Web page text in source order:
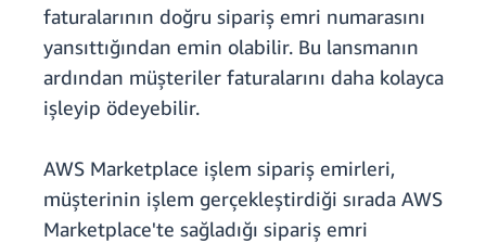
faturalarının doğru sipariş emri numarasını
yansıttığından emin olabilir. Bu lansmanın
ardından müşteriler faturalarını daha kolayca
işleyip ödeyebilir.
AWS Marketplace işlem sipariş emirleri,
müşterinin işlem gerçekleştirdiği sırada AWS
Marketplace'te sağladığı sipariş emri